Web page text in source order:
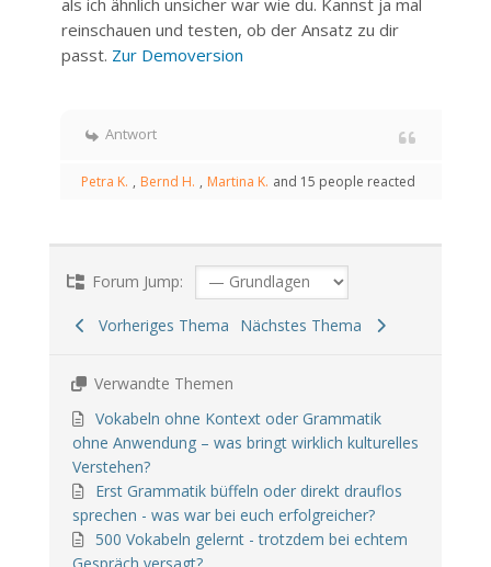
als ich ähnlich unsicher war wie du. Kannst ja mal
reinschauen und testen, ob der Ansatz zu dir
passt. Zur Demoversion
Antwort
Petra K. , Bernd H. , Martina K. and 15 people reacted
Forum Jump:
Vorheriges Thema Nächstes Thema
Verwandte Themen
Vokabeln ohne Kontext oder Grammatik
ohne Anwendung – was bringt wirklich kulturelles
Verstehen?
Erst Grammatik büffeln oder direkt drauflos
sprechen - was war bei euch erfolgreicher?
500 Vokabeln gelernt - trotzdem bei echtem